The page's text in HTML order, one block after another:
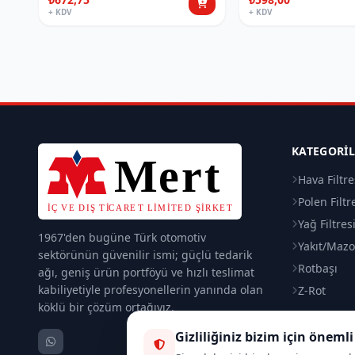
+ KDV + KDV
1967'den bugüne Türk otomotiv
sektörünün güvenilir ismi; güçlü tedarik
ağı, geniş ürün portföyü ve hızlı teslimat
kabiliyetiyle profesyonellerin yanında olan
köklü bir çözüm ortağıyız.
Hava
Polen
Yağ Filtresi
Yakıt/
Rotbaşı
Z-Rot
Gizliliğiniz bizim için önemli